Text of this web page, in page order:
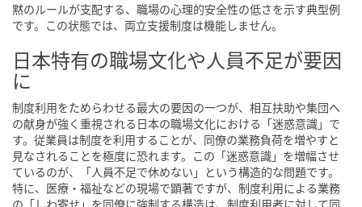
黙のルールが支配する、職場の心理的安全性の低さを示す典型例
です。この状態では、両立支援制度は機能しません。
日本特有の職場文化や人員不足が要因
に
制度利用をためらわせる最大の要因の一つが、相互扶助や集団へ
の献身が強く重視される日本の職場文化における「迷惑意識」で
す。従業員は制度を利用することが、同僚の業務負荷を増やすと
見なされることを極度に恐れます。この「迷惑意識」を増幅させ
ているのが、「人員不足で休めない」という構造的な問題です。
特に、医療・福祉などの現場で顕著ですが、制度利用による業務